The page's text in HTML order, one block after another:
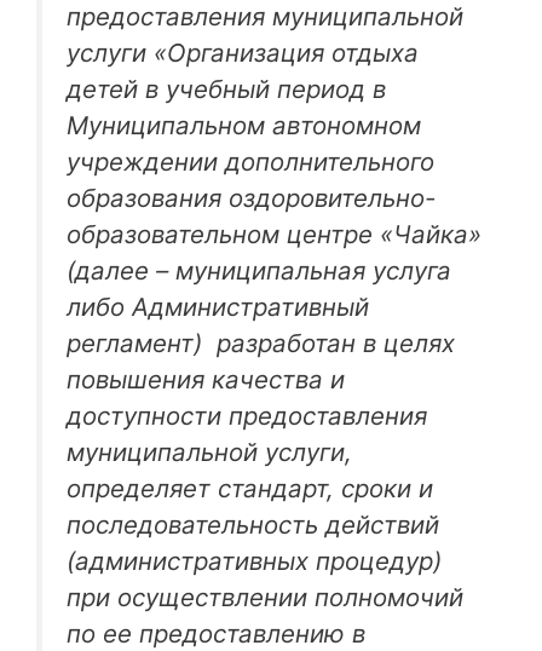
предоставления муниципальной
услуги «Организация отдыха
детей в учебный период в
Муниципальном автономном
учреждении дополнительного
образования оздоровительно-
образовательном центре «Чайка»
(далее – муниципальная услуга
либо Административный
регламент) разработан в целях
повышения качества и
доступности предоставления
муниципальной услуги,
определяет стандарт, сроки и
последовательность действий
(административных процедур)
при осуществлении полномочий
по ее предоставлению в